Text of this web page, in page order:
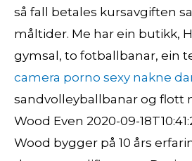
så fall betales kursavgiften
måltider. Me har ein butikk,
gymsal, to fotballbanar, ein
camera porno sexy nakne
sandvolleyballbanar og flott
Wood Even 2020-09-
Wood bygger på 10 års